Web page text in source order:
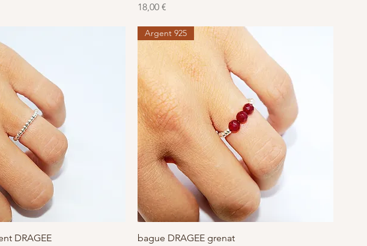
Prix
18,00 €
Aperçu rapide
DRAGEE Aperçu rapide
Argent 925
bague DRAGEE grenat